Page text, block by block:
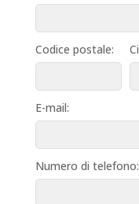
Codice postale:
E-mail:
Numero di telefono: